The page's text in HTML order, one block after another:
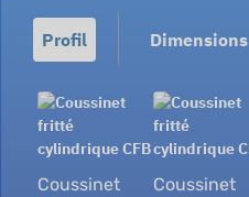
Profil Dimensions
Coussinet
Coussinet